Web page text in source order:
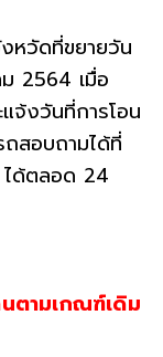
หวัดที่ขยายวัน
2564 เมื่อ
จ้งวันที่การโอน
ถสอบถามได้ที่
ได้ตลอด 24
ตามเกณฑ์เดิม